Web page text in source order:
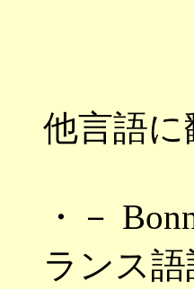
他言語
・－
ランス語